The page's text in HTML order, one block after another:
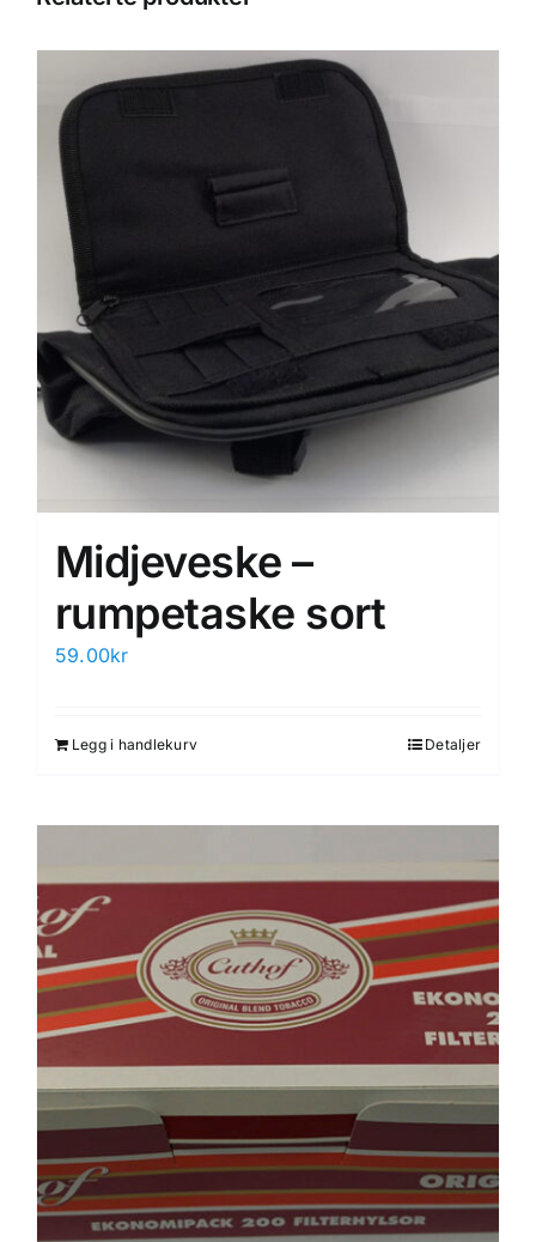
Midjeveske –
rumpetaske sort
59.00kr
Legg i handlekurv Detaljer